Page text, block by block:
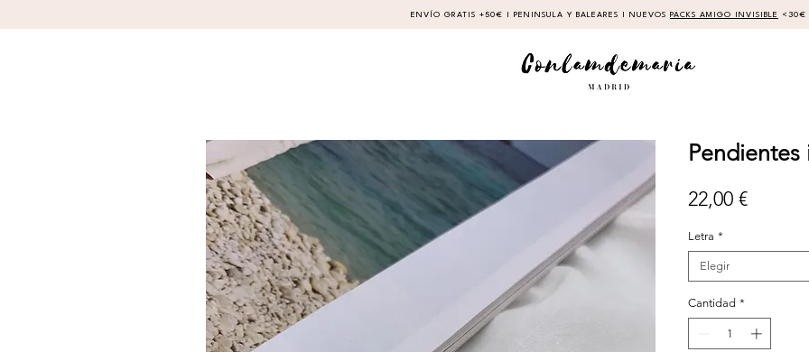
ENVÍO GRATIS +50€ I PENINSULA Y BALEARES I NUEVOS PACKS AMIGO INVISIBLE <30€
Pendientes
22,00 €Precio
Letra *
Elegir
Cantidad *